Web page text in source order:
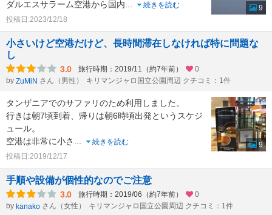
ダルエスサラーム空港から国内
続きを読む
投稿日:2023/12/18
9
小さいけど空港だけど、長時間滞在しなければ特に問題な
し
3.0 旅行時期：2019/11（約7年前）
0
by ZuMiN さん（男性） キリマンジャロ国立公園周辺 クチコミ：1件
タンザニアでのサファリのため利用しました。
行きは朝7頃到着、帰りは朝6時頃出発というスケジ
ュール。
空港は非常に小さ
続きを読む
投稿日:2019/12/17
9
手順や設備が個性的なのでご注意
3.0 旅行時期：2019/06（約7年前）
0
by kanako さん（女性） キリマンジャロ国立公園周辺 クチコミ：1件